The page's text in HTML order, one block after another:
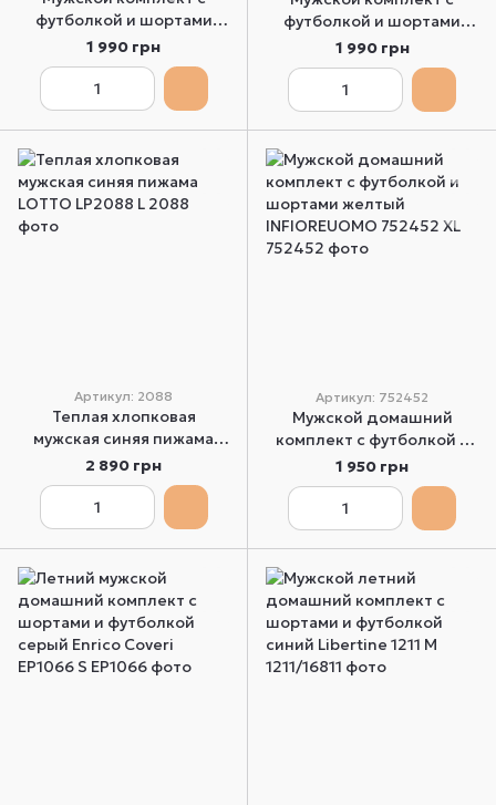
футболкой и шортами
зеленый Lotto LP1214 M
1 990 грн
футболкой и шортами
черный Lotto LP1214 M
1 990 грн
Артикул: 2088
Теплая хлопковая
мужская синяя пижама
LOTTO LP2088 L
2 890 грн
Артикул: 752452
Мужской домашний
комплект с футболкой и
шортами желтый
INFIOREUOMO 752452 XL
1 950 грн